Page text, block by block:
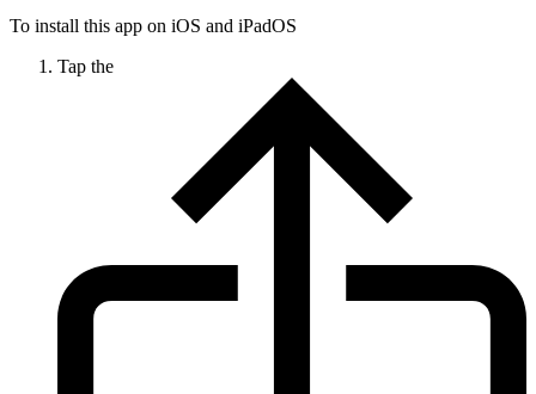
To install this app on iOS and iPadOS
Tap the